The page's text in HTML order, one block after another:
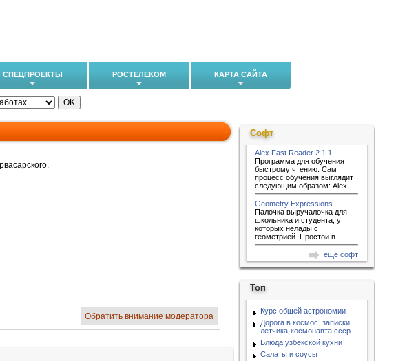
СПЕЦПРОЕКТЫ РОСТЕЛЕКОМ КАРТА САЙТА
Обратить внимание модератора
Софт
Alex Fast Reader 2.1.1
Программа для обучения
быстрому чтению. Сам
процесс обучения выглядит
следующим образом: Alex...
Geometry Expressions
Палочка выручалочка для
школьника и студента, у
которых нелады с
геометрией. Простой в...
еще софт
Топ
Курс общей астрономии
Дорога в космос. записки
летчика-космонавта ссср
Блюда узбекской кухни
Салаты и соусы